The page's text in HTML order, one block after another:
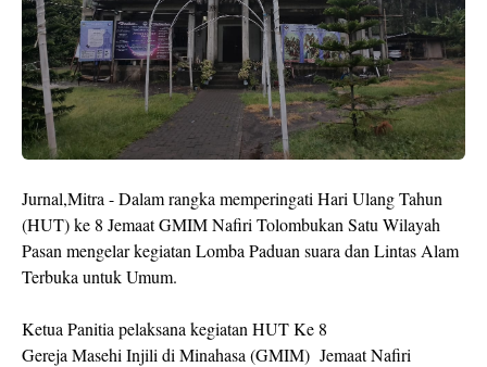
Jurnal,Mitra - Dalam rangka memperingati Hari Ulang Tahun
(HUT) ke 8 Jemaat GMIM Nafiri Tolombukan Satu Wilayah
Pasan mengelar kegiatan Lomba Paduan suara dan Lintas Alam
Terbuka untuk Umum.
Ketua Panitia pelaksana kegiatan HUT Ke 8
Gereja Masehi Injili di Minahasa (GMIM) Jemaat Nafiri